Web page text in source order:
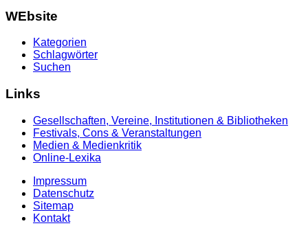
WEbsite
Kategorien
Schlagwörter
Suchen
Links
Gesellschaften, Vereine, Institutionen & Bibliotheken
Festivals, Cons & Veranstaltungen
Medien & Medienkritik
Online-Lexika
Impressum
Datenschutz
Sitemap
Kontakt